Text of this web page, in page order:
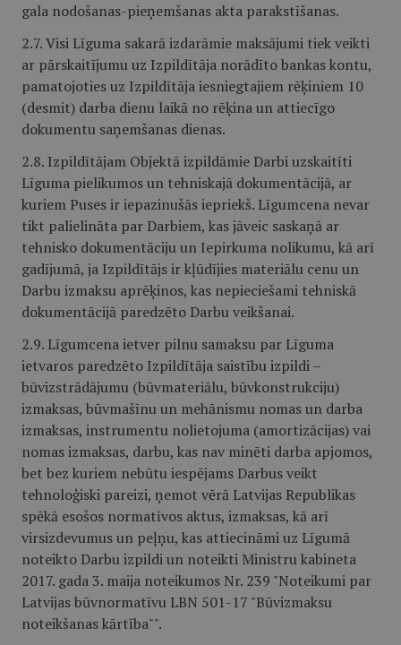
gala nodošanas-pieņemšanas akta parakstīšanas.
2.7. Visi Līguma sakarā izdarāmie maksājumi tiek veikti
ar pārskaitījumu uz Izpildītāja norādīto bankas kontu,
pamatojoties uz Izpildītāja iesniegtajiem rēķiniem 10
(desmit) darba dienu laikā no rēķina un attiecīgo
dokumentu saņemšanas dienas.
2.8. Izpildītājam Objektā izpildāmie Darbi uzskaitīti
Līguma pielikumos un tehniskajā dokumentācijā, ar
kuriem Puses ir iepazinušās iepriekš. Līgumcena nevar
tikt palielināta par Darbiem, kas jāveic saskaņā ar
tehnisko dokumentāciju un Iepirkuma nolikumu, kā arī
gadījumā, ja Izpildītājs ir kļūdījies materiālu cenu un
Darbu izmaksu aprēķinos, kas nepieciešami tehniskā
dokumentācijā paredzēto Darbu veikšanai.
2.9. Līgumcena ietver pilnu samaksu par Līguma
ietvaros paredzēto Izpildītāja saistību izpildi –
būvizstrādājumu (būvmateriālu, būvkonstrukciju)
izmaksas, būvmašīnu un mehānismu nomas un darba
izmaksas, instrumentu nolietojuma (amortizācijas) vai
nomas izmaksas, darbu, kas nav minēti darba apjomos,
bet bez kuriem nebūtu iespējams Darbus veikt
tehnoloģiski pareizi, ņemot vērā Latvijas Republikas
spēkā esošos normatīvos aktus, izmaksas, kā arī
virsizdevumus un peļņu, kas attiecināmi uz Līgumā
noteikto Darbu izpildi un noteikti Ministru kabineta
2017. gada 3. maija noteikumos Nr. 239 "Noteikumi par
Latvijas būvnormatīvu LBN 501-17 "Būvizmaksu
noteikšanas kārtība"".